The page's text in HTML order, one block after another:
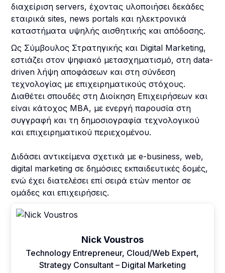
διαχείριση servers, έχοντας υλοποιήσει δεκάδες
εταιρικά sites, news portals και ηλεκτρονικά
καταστήματα υψηλής αισθητικής και απόδοσης.
Ως Σύμβουλος Στρατηγικής και Digital Marketing,
εστιάζει στον ψηφιακό μετασχηματισμό, στη data-
driven λήψη αποφάσεων και στη σύνδεση
τεχνολογίας με επιχειρηματικούς στόχους.
Διαθέτει σπουδές στη Διοίκηση Επιχειρήσεων και
είναι κάτοχος MBA, με ενεργή παρουσία στη
συγγραφή και τη δημοσιογραφία τεχνολογικού
και επιχειρηματικού περιεχομένου.
Διδάσει αντικείμενα σχετικά με e-business, web,
digital marketing σε δημόσιες εκπαιδευτικές δομές,
ενώ έχει διατελέσει επί σειρά ετών mentor σε
ομάδες και επιχειρήσεις.
Nick Voustros
Technology Entrepreneur, Cloud/Web Expert,
Strategy Consultant – Digital Marketing